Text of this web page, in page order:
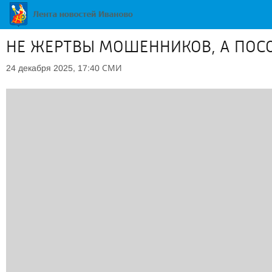
НЕ ЖЕРТВЫ МОШЕННИКОВ, А
24 декабря 2025, 17:40 СМИ